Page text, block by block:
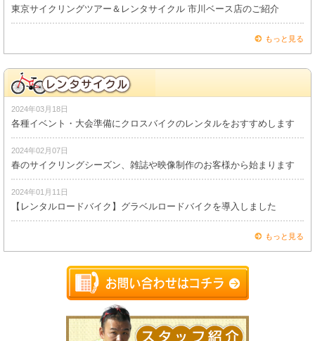
東京サイクリングツアー＆レンタサイクル 市川ベース店のご紹介
もっと見る
2024年03月18日
各種イベント・大会準備にクロスバイクのレンタルをおすすめします
2024年02月07日
春のサイクリングシーズン、雑誌や映像制作のお客様から始まります
2024年01月11日
【レンタルロードバイク】グラベルロードバイクを導入しました
もっと見る